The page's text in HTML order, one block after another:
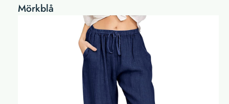
Mörkblå